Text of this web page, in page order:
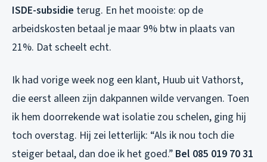
ISDE-subsidie terug. En het mooiste: op de
arbeidskosten betaal je maar 9% btw in plaats van
21%. Dat scheelt echt.
Ik had vorige week nog een klant, Huub uit Vathorst,
die eerst alleen zijn dakpannen wilde vervangen. Toen
ik hem doorrekende wat isolatie zou schelen, ging hij
toch overstag. Hij zei letterlijk: “Als ik nou toch die
steiger betaal, dan doe ik het goed.” Bel 085 019 70 31